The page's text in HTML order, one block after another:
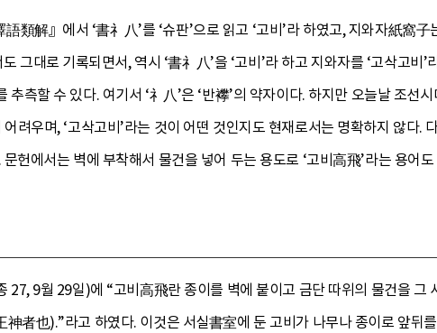
類解』에서 ‘書礻八’를 ‘슈판’으로 읽고 ‘고비’라 하였고, 지와자紙窩
그대로 기록되면서, 역시 ‘書礻八’을 ‘고비’라 하고 지와자를 ‘고삭고
추측할 수 있다. 여기서 ‘礻八’은 ‘반襻’의 약자이다. 하지만 오늘날 조선
어려우며, ‘고삭고비’라는 것이 어떤 것인지도 현재로서는 명확하지 않다.
헌에서는 벽에 부착해서 물건을 넣어 두는 용도로 ‘고비高飛’라는 용어
27, 9월 29일)에 “고비高飛란 종이를 벽에 붙이고 금단 따위의 물건을
者也).”라고 하였다. 이것은 서실書室에 둔 고비가 나무나 종이로 앞뒤